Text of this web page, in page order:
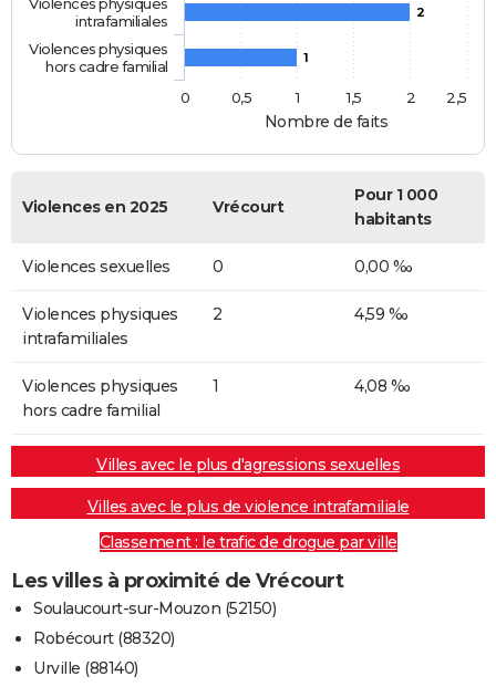
Nombre de faits
2
1
Violences physiques
intrafamiliales
Violences physiques
hors cadre familial
0
0,5 1 1,5 2 2,5
Violences en 2025 Vrécourt
Pour 1 000
habitants
Violences sexuelles 0 0,00 ‰
Violences physiques
intrafamiliales
2 4,59 ‰
Violences physiques
hors cadre familial
1 4,08 ‰
Villes avec le plus d'agressions sexuelles
Villes avec le plus de violence intrafamiliale
Classement : le trafic de drogue par ville
Les villes à proximité de Vrécourt
Soulaucourt-sur-Mouzon (52150)
Robécourt (88320)
Urville (88140)